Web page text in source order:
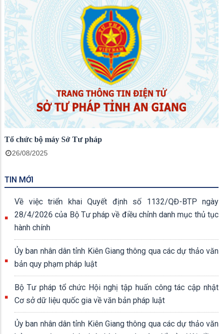
Tổ chức bộ máy Sở Tư pháp
26/08/2025
TIN MỚI
Về việc triển khai Quyết định số 1132/QĐ-BTP ngày
28/4/2026 của Bộ Tư pháp về điều chỉnh danh mục thủ tục
hành chính
Ủy ban nhân dân tỉnh Kiên Giang thông qua các dự thảo văn
bản quy phạm pháp luật
Bộ Tư pháp tổ chức Hội nghị tập huấn công tác cập nhật
Cơ sở dữ liệu quốc gia về văn bản pháp luật
Ủy ban nhân dân tỉnh Kiên Giang thông qua các dự thảo văn